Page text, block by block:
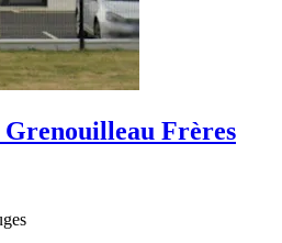
Grenouilleau Frères